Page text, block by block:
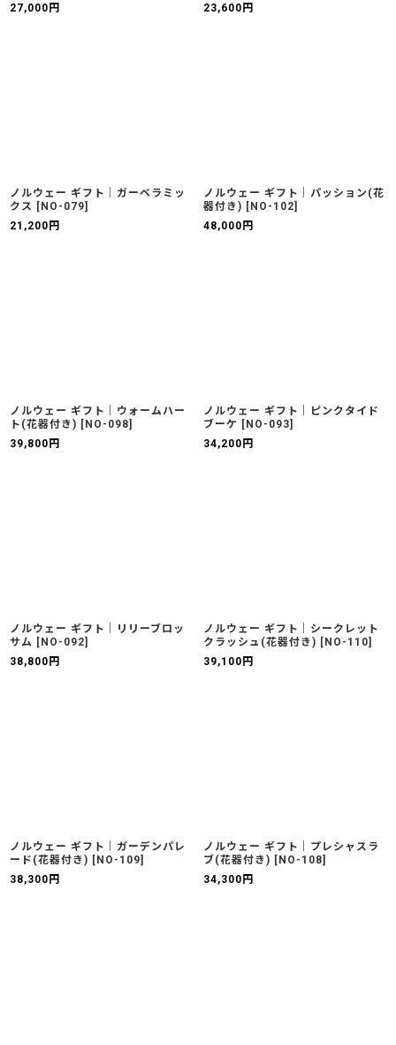
27,000 円 23,600 円
ノルウェー ギフト｜ガーベラミッ
クス
[ NO-079]
21,200 円
ノルウェー ギフト｜パッション(花
器付き) [ NO-102]
48,000 円
ノルウェー ギフト｜ウォームハー
ト(花器付き) [ NO-098]
39,800 円
ノルウェー ギフト｜ピンクタイド
ブーケ
[ NO-093]
34,200 円
ノルウェー ギフト｜リリーブロッ
サム [ NO-092]
38,800 円
ノルウェー ギフト｜シークレット
クラッシュ(花器付き) [ NO-110]
39,100 円
ノルウェー ギフト｜ガーデンパレ
ード(花器付き) [ NO-109]
38,300 円
ノルウェー ギフト｜プレシャスラ
ブ(花器付き) [ NO-108]
34,300 円